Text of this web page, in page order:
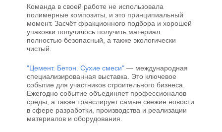
Команда в своей работе не использовала
полимерные композиты, и это принципиальный
момент. Засчёт фракционного подбора и хорошей
упаковки получилось получить материал
полностью безопасный, а также экологически
чистый.
"Цемент. Бетон. Сухие смеси" — международная
специализированная выставка. Это ключевое
событие для участников строительного бизнеса.
Ежегодно событие объединяет профессионалов
среды, а также транслирует самые свежие новости
в сфере разработки, производства и реализации
материалов и оборудования.